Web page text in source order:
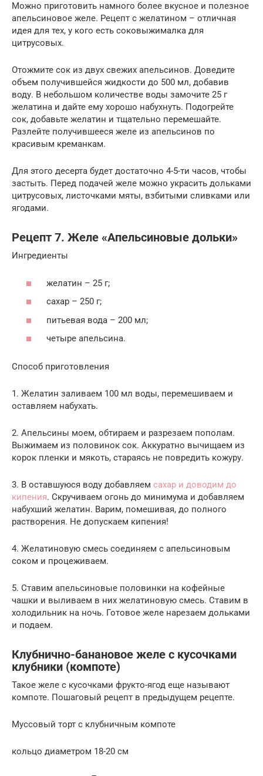
Можно приготовить намного более вкусное и полезное
апельсиновое желе. Рецепт с желатином – отличная
идея для тех, у кого есть соковыжималка для
цитрусовых.
Отожмите сок из двух свежих апельсинов. Доведите
объем получившейся жидкости до 500 мл, добавив
воду. В небольшом количестве воды замочите 25 г
желатина и дайте ему хорошо набухнуть. Подогрейте
сок, добавьте желатин и тщательно перемешайте.
Разлейте получившееся желе из апельсинов по
красивым креманкам.
Для этого десерта будет достаточно 4-5-ти часов, чтобы
застыть. Перед подачей желе можно украсить дольками
цитрусовых, листочками мяты, взбитыми сливками или
ягодами.
Рецепт 7. Желе «Апельсиновые дольки»
Ингредиенты
желатин – 25 г;
сахар – 250 г;
питьевая вода – 200 мл;
четыре апельсина.
Способ приготовления
1. Желатин заливаем 100 мл воды, перемешиваем и
оставляем набухать.
2. Апельсины моем, обтираем и разрезаем пополам.
Выжимаем из половинок сок. Аккуратно вычищаем из
корок пленки и мякоть, стараясь не повредить кожуру.
3. В оставшуюся воду добавляем сахар и доводим до
кипения. Скручиваем огонь до минимума и добавляем
набухший желатин. Варим, помешивая, до полного
растворения. Не допускаем кипения!
4. Желатиновую смесь соединяем с апельсиновым
соком и процеживаем.
5. Ставим апельсиновые половинки на кофейные
чашки и выливаем в них желатиновую смесь. Ставим в
холодильник на ночь. Готовое желе нарезаем дольками
и подаем.
Клубнично-банановое желе с кусочками
клубники (компоте)
Такое желе с кусочками фрукто-ягод еще называют
компоте. Пошаговый рецепт в предыдущем рецепте.
Муссовый торт с клубничным компоте
кольцо диаметром 18-20 см